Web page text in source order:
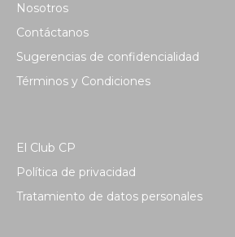
Nosotros
Contáctanos
Sugerencias de confidencialidad
Términos y Condiciones
El Club CP
Política de privacidad
Tratamiento de datos personales